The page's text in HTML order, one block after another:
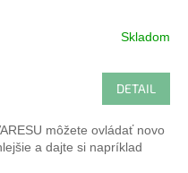
A
R
M
O
Skladom
DETAIL
môžete ovládať novo
a dajte si napríklad